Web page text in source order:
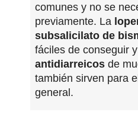
comunes y no se
previamente. La
subsalicilato de
fáciles de conseguir
antidiarreicos de
también sirven para
general.